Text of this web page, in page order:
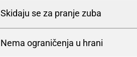
Skidaju se za pranje zuba
Nema ograničenja u hrani